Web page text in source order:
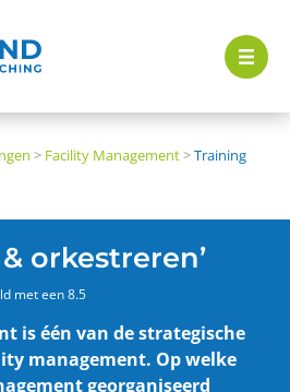
> Facility Management>Training
orkestreren’
met een 8.5
is één van de strategische
management. Op welke
georganiseerd